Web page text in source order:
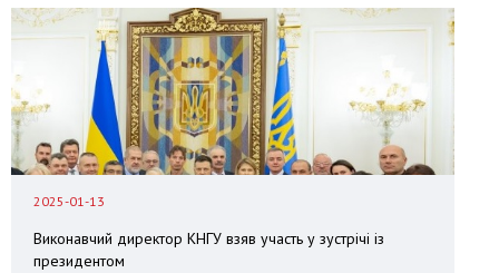
2025-01-13
Виконавчий директор КНГУ взяв участь у зустрічі із
президентом